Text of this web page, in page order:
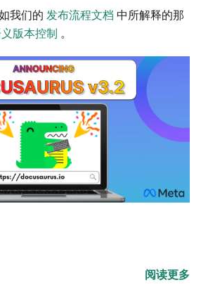
我们的 发布流程文档 中所解释的那
版本控制 。
阅读更多